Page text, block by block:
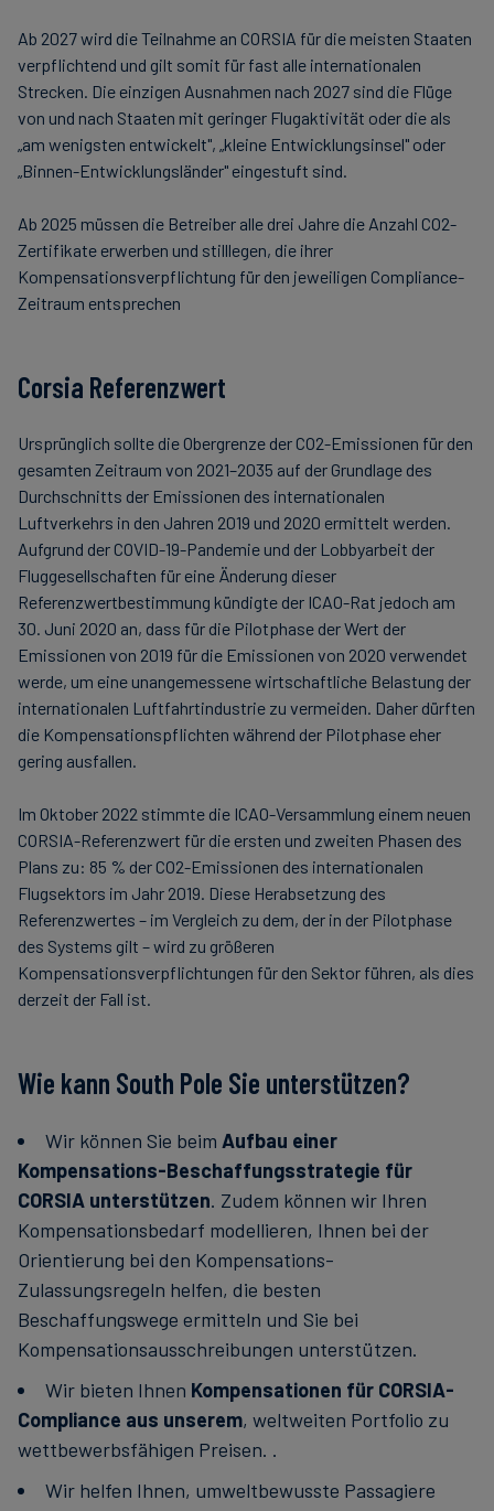
Ab 2027 wird die Teilnahme an CORSIA für die meisten Staaten
verpflichtend und gilt somit für fast alle internationalen
Strecken. Die einzigen Ausnahmen nach 2027 sind die Flüge
von und nach Staaten mit geringer Flugaktivität oder die als
„am wenigsten entwickelt", „kleine Entwicklungsinsel" oder
„Binnen-Entwicklungsländer" eingestuft sind.
Ab 2025 müssen die Betreiber alle drei Jahre die Anzahl CO2-
Zertifikate erwerben und stilllegen, die ihrer
Kompensationsverpflichtung für den jeweiligen Compliance-
Zeitraum entsprechen
Corsia Referenzwert
Ursprünglich sollte die Obergrenze der CO2-Emissionen für den
gesamten Zeitraum von 2021–2035 auf der Grundlage des
Durchschnitts der Emissionen des internationalen
Luftverkehrs in den Jahren 2019 und 2020 ermittelt werden.
Aufgrund der COVID-19-Pandemie und der Lobbyarbeit der
Fluggesellschaften für eine Änderung dieser
Referenzwertbestimmung kündigte der ICAO-Rat jedoch am
30. Juni 2020 an, dass für die Pilotphase der Wert der
Emissionen von 2019 für die Emissionen von 2020 verwendet
werde, um eine unangemessene wirtschaftliche Belastung der
internationalen Luftfahrtindustrie zu vermeiden. Daher dürften
die Kompensationspflichten während der Pilotphase eher
gering ausfallen.
Im Oktober 2022 stimmte die ICAO-Versammlung einem neuen
CORSIA-Referenzwert für die ersten und zweiten Phasen des
Plans zu: 85 % der CO2-Emissionen des internationalen
Flugsektors im Jahr 2019. Diese Herabsetzung des
Referenzwertes – im Vergleich zu dem, der in der Pilotphase
des Systems gilt – wird zu größeren
Kompensationsverpflichtungen für den Sektor führen, als dies
derzeit der Fall ist.
Wie kann South Pole Sie unterstützen?
Wir können Sie beim Aufbau einer
Kompensations-Beschaffungsstrategie für
CORSIA unterstützen. Zudem können wir Ihren
Kompensationsbedarf modellieren, Ihnen bei der
Orientierung bei den Kompensations-
Zulassungsregeln helfen, die besten
Beschaffungswege ermitteln und Sie bei
Kompensationsausschreibungen unterstützen.
Wir bieten Ihnen Kompensationen für CORSIA-
Compliance aus unserem, weltweiten Portfolio zu
wettbewerbsfähigen Preisen. .
Wir helfen Ihnen, umweltbewusste Passagiere